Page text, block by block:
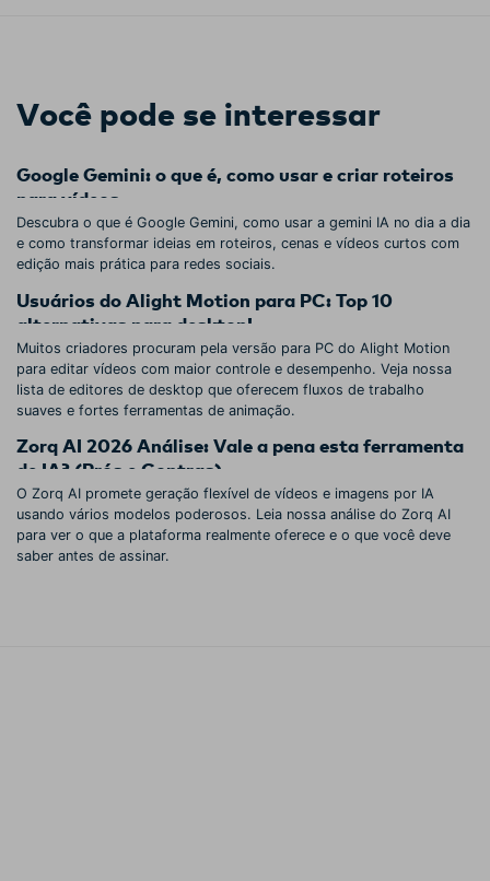
Você pode se interessar
Google Gemini: o que é, como usar e criar roteiros
para vídeos
Descubra o que é Google Gemini, como usar a gemini IA no dia a dia
e como transformar ideias em roteiros, cenas e vídeos curtos com
edição mais prática para redes sociais.
Usuários do Alight Motion para PC: Top 10
alternativas para desktop!
Muitos criadores procuram pela versão para PC do Alight Motion
para editar vídeos com maior controle e desempenho. Veja nossa
lista de editores de desktop que oferecem fluxos de trabalho
suaves e fortes ferramentas de animação.
Zorq AI 2026 Análise: Vale a pena esta ferramenta
de IA? (Prós e Contras)
O Zorq AI promete geração flexível de vídeos e imagens por IA
usando vários modelos poderosos. Leia nossa análise do Zorq AI
para ver o que a plataforma realmente oferece e o que você deve
saber antes de assinar.